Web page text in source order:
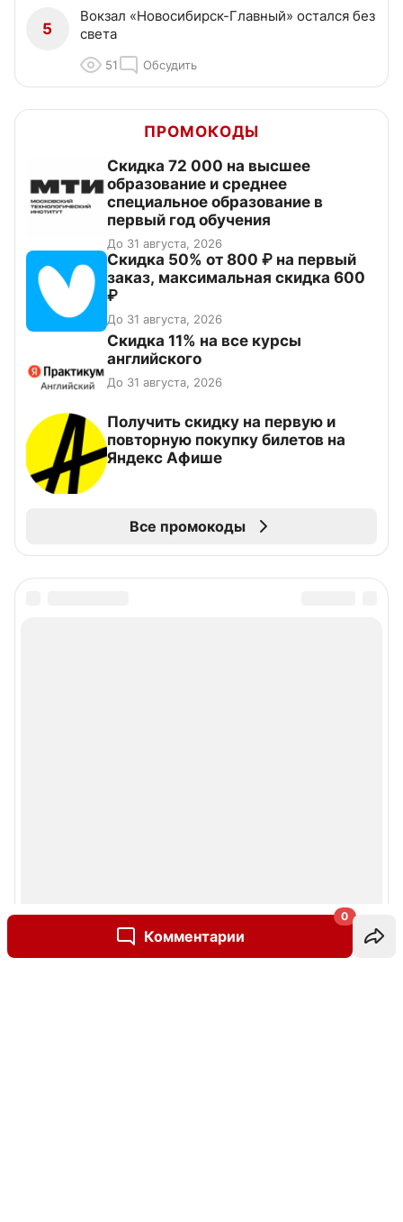
Комментарии
0
5
Вокзал «Новосибирск-Главный» остался без
света
51 Обсудить
ПРОМОКОДЫ
Скидка 72 000 на высшее
образование и среднее
специальное образование в
первый год обучения
До 31 августа, 2026
Скидка 50% от 800 ₽ на первый
заказ, максимальная скидка 600
₽
До 31 августа, 2026
Скидка 11% на все курсы
английского
До 31 августа, 2026
Получить скидку на первую и
повторную покупку билетов на
Яндекс Афише
Все промокоды